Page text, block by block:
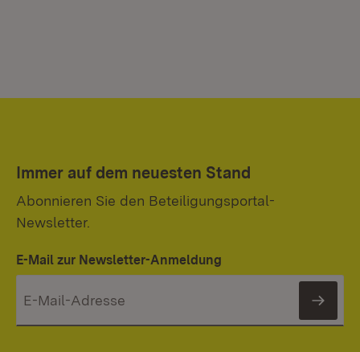
Immer auf dem neuesten Stand
Abonnieren Sie den Beteiligungsportal-
Newsletter.
E-Mail zur Newsletter-Anmeldung